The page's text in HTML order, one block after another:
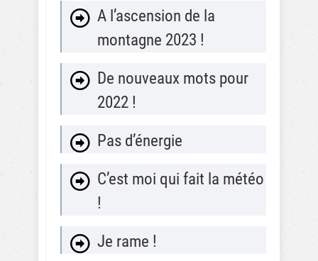
A l’ascension de la
montagne 2023 !
De nouveaux mots pour
2022 !
Pas d’énergie
C’est moi qui fait la météo
!
Je rame !